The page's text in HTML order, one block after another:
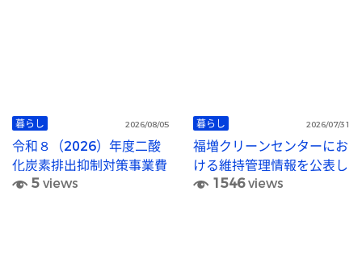
暮らし 2026/08/05
令和８（2026）年度二酸
化炭素排出抑制対策事業費
等補助金（浄化槽システム
5views
暮らし 2026/07/31
福増クリーンセンターにお
ける維持管理情報を公表し
ています
1546views